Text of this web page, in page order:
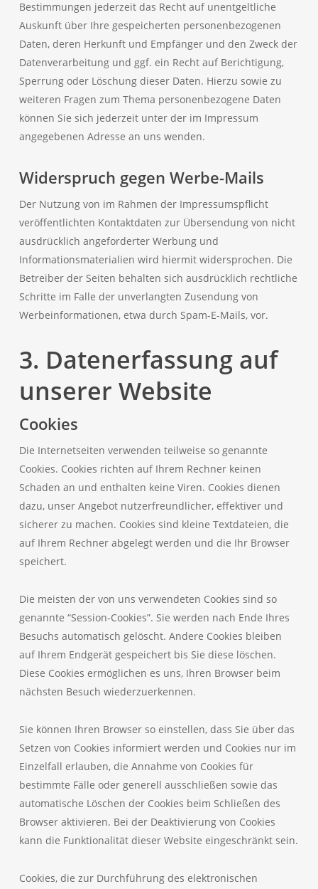
Bestimmungen jederzeit das Recht auf unentgeltliche
Auskunft über Ihre gespeicherten personenbezogenen
Daten, deren Herkunft und Empfänger und den Zweck der
Datenverarbeitung und ggf. ein Recht auf Berichtigung,
Sperrung oder Löschung dieser Daten. Hierzu sowie zu
weiteren Fragen zum Thema personenbezogene Daten
können Sie sich jederzeit unter der im Impressum
angegebenen Adresse an uns wenden.
Widerspruch gegen Werbe-Mails
Der Nutzung von im Rahmen der Impressumspflicht
veröffentlichten Kontaktdaten zur Übersendung von nicht
ausdrücklich angeforderter Werbung und
Informationsmaterialien wird hiermit widersprochen. Die
Betreiber der Seiten behalten sich ausdrücklich rechtliche
Schritte im Falle der unverlangten Zusendung von
Werbeinformationen, etwa durch Spam-E-Mails, vor.
3. Datenerfassung auf
unserer Website
Cookies
Die Internetseiten verwenden teilweise so genannte
Cookies. Cookies richten auf Ihrem Rechner keinen
Schaden an und enthalten keine Viren. Cookies dienen
dazu, unser Angebot nutzerfreundlicher, effektiver und
sicherer zu machen. Cookies sind kleine Textdateien, die
auf Ihrem Rechner abgelegt werden und die Ihr Browser
speichert.
Die meisten der von uns verwendeten Cookies sind so
genannte “Session-Cookies”. Sie werden nach Ende Ihres
Besuchs automatisch gelöscht. Andere Cookies bleiben
auf Ihrem Endgerät gespeichert bis Sie diese löschen.
Diese Cookies ermöglichen es uns, Ihren Browser beim
nächsten Besuch wiederzuerkennen.
Sie können Ihren Browser so einstellen, dass Sie über das
Setzen von Cookies informiert werden und Cookies nur im
Einzelfall erlauben, die Annahme von Cookies für
bestimmte Fälle oder generell ausschließen sowie das
automatische Löschen der Cookies beim Schließen des
Browser aktivieren. Bei der Deaktivierung von Cookies
kann die Funktionalität dieser Website eingeschränkt sein.
Cookies, die zur Durchführung des elektronischen